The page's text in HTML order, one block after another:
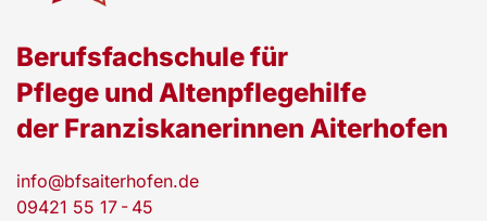
Berufsfachschule für
Pflege und Altenpflegehilfe
der Franziskanerinnen Aiterhofen
info@bfsaiterhofen.de
09421 55 17 - 45